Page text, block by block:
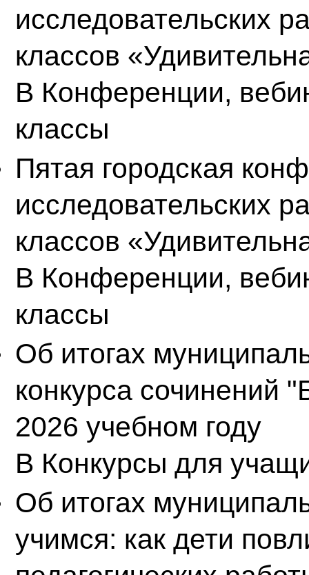
исследовательских
классов
В Конференции,
классы
Пятая городская
исследовательских
классов
В Конференции,
классы
Об итогах
конкурса сочинений
2026 учебном году
В Конкурсы для
Об итогах
учимся: как дети